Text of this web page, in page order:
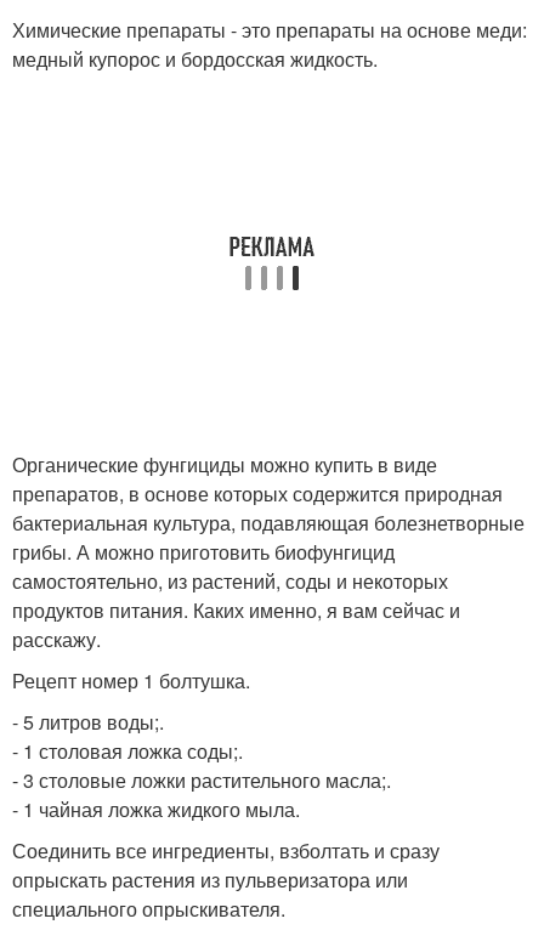
Химические препараты - это препараты на основе меди:
медный купорос и бордосская жидкость.
Органические фунгициды можно купить в виде
препаратов, в основе которых содержится природная
бактериальная культура, подавляющая болезнетворные
грибы. А можно приготовить биофунгицид
самостоятельно, из растений, соды и некоторых
продуктов питания. Каких именно, я вам сейчас и
расскажу.
Рецепт номер 1 болтушка.
- 5 литров воды;.
- 1 столовая ложка соды;.
- 3 столовые ложки растительного масла;.
- 1 чайная ложка жидкого мыла.
Соединить все ингредиенты, взболтать и сразу
опрыскать растения из пульверизатора или
специального опрыскивателя.